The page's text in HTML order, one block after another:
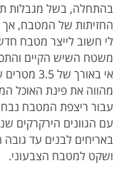
בהתחלה, בשל מגבלות
החזיתות של המטבח, אך
לי חשוב לייצר מטבח
משטח השיש הקיים
אי באורך של 3.5
מטרים
מהווה את פינת האוכל
עבור ריצפת המטבח
עם הגוונים הירקרקים
באריחים לבנים עד גובה
ושקט למטבח הצבעוני.